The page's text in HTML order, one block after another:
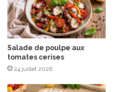
i
l
l
é
s
e
t
c
Salade de poulpe aux
tomates cerises
24 juillet 2026